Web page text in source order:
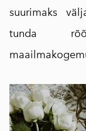
suurimaks
tunda